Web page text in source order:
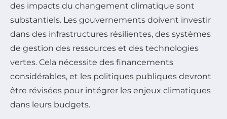
des impacts du changement climatique sont
substantiels. Les gouvernements doivent investir
dans des infrastructures résilientes, des systèmes
de gestion des ressources et des technologies
vertes. Cela nécessite des financements
considérables, et les politiques publiques devront
être révisées pour intégrer les enjeux climatiques
dans leurs budgets.